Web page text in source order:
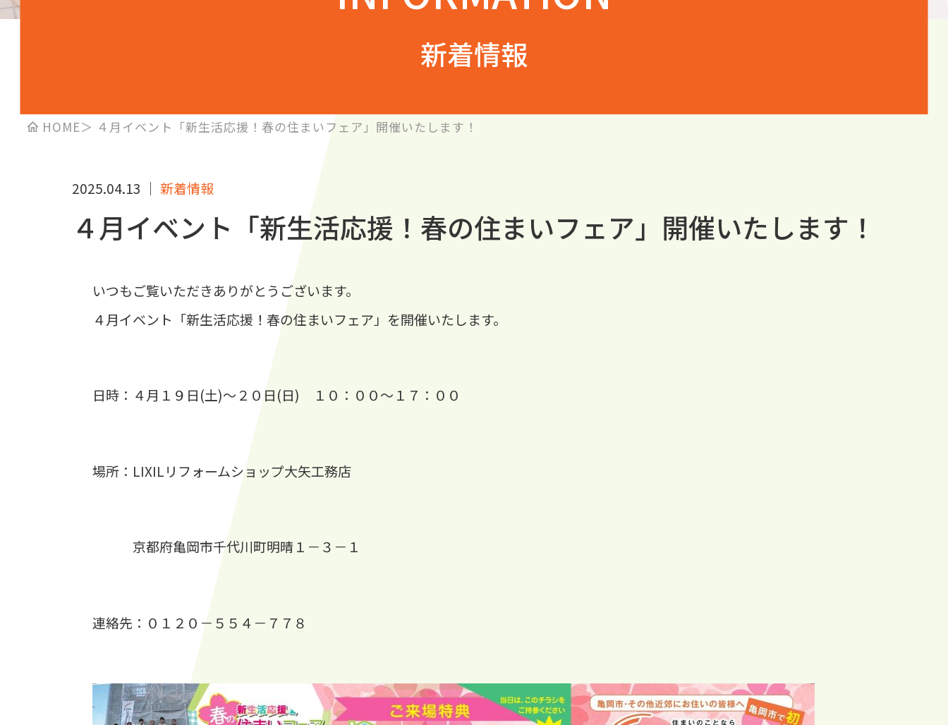
新着情報
HOME＞ ４月イベント「新生活応援！春の住まいフェア」開催いたします！
2025.04.13 ｜ 新着情報
４月イベント「新生活応援！春の住まいフェア」開催いたします！
いつもご覧いただきありがとうございます。
４月イベント「新生活応援！春の住まいフェア」を開催いたします。
日時：４月１９日(土)～２０日(日) １０：００～１７：００
場所：LIXILリフォームショップ大矢工務店
京都府亀岡市千代川町明晴１－３－１
連絡先：０１２０－５５４－７７８